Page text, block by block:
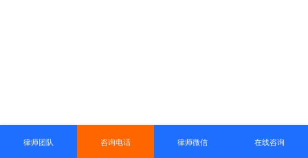
律师团队 咨询电话 律师微信 在线咨询